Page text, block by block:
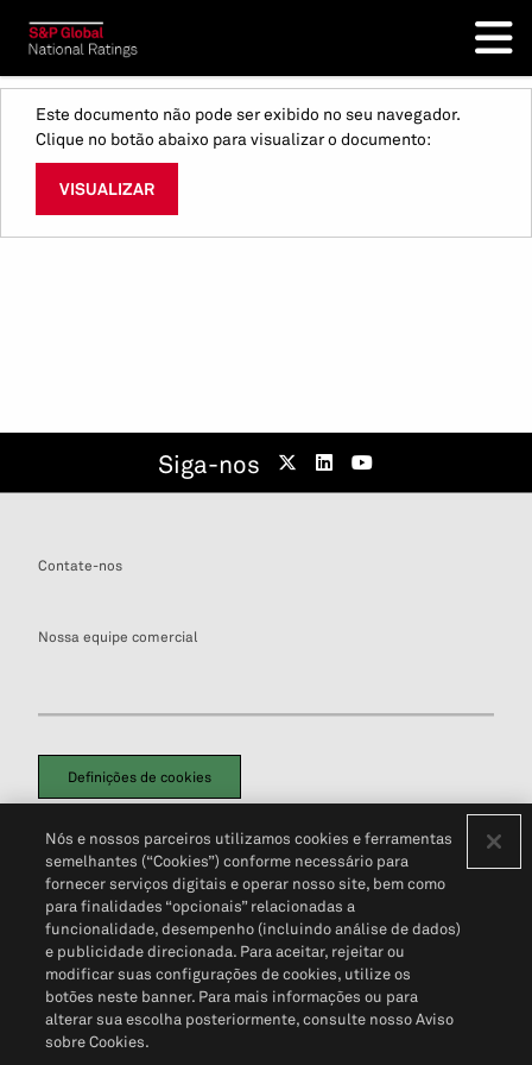
Este documento não pode ser exibido no seu navegador.
Clique no botão abaixo para visualizar o documento:
VISUALIZAR
Siga-nos
Contate-nos
Nossa equipe comercial
Definições de cookies
Política de PrivacidadePortal de privacidade do cliente (em inglês)
Não Venda Minhas Informações Pessoais© 2026 S&P Global
Nós e nossos parceiros utilizamos cookies e ferramentas
semelhantes (“Cookies”) conforme necessário para
fornecer serviços digitais e operar nosso site, bem como
para finalidades “opcionais” relacionadas a
funcionalidade, desempenho (incluindo análise de dados)
e publicidade direcionada. Para aceitar, rejeitar ou
modificar suas configurações de cookies, utilize os
botões neste banner. Para mais informações ou para
alterar sua escolha posteriormente, consulte nosso Aviso
sobre Cookies.